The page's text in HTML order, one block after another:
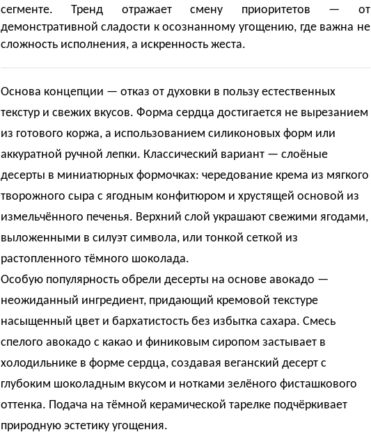
сегменте. Тренд отражает смену приоритетов — от
демонстративной сладости к осознанному угощению, где важна не
сложность исполнения, а искренность жеста.
Основа концепции — отказ от духовки в пользу естественных
текстур и свежих вкусов. Форма сердца достигается не вырезанием
из готового коржа, а использованием силиконовых форм или
аккуратной ручной лепки. Классический вариант — слоёные
десерты в миниатюрных формочках: чередование крема из мягкого
творожного сыра с ягодным конфитюром и хрустящей основой из
измельчённого печенья. Верхний слой украшают свежими ягодами,
выложенными в силуэт символа, или тонкой сеткой из
растопленного тёмного шоколада.
Особую популярность обрели десерты на основе авокадо —
неожиданный ингредиент, придающий кремовой текстуре
насыщенный цвет и бархатистость без избытка сахара. Смесь
спелого авокадо с какао и финиковым сиропом застывает в
холодильнике в форме сердца, создавая веганский десерт с
глубоким шоколадным вкусом и нотками зелёного фисташкового
оттенка. Подача на тёмной керамической тарелке подчёркивает
природную эстетику угощения.